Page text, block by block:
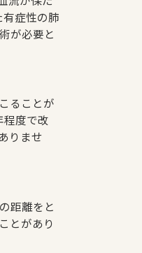
症性の肺
が必要と
ることが
程度で改
りませ
距離をと
とがあり